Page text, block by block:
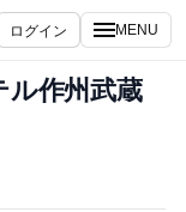
ログイン MENU
作州武蔵